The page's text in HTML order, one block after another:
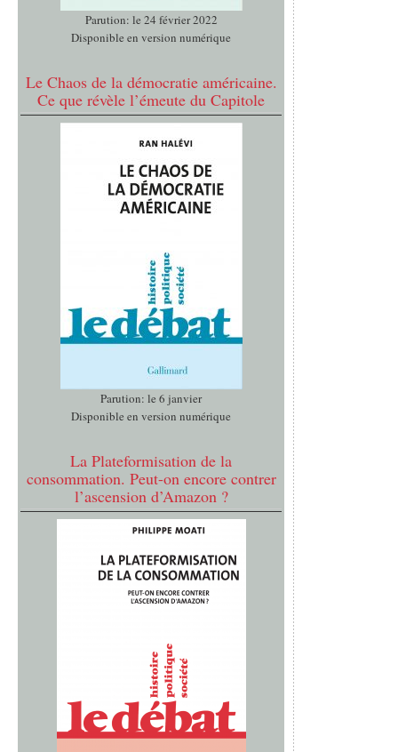
Parution: le 24 février 2022
Disponible en version numérique
Le Chaos de la démocratie américaine.
Ce que révèle l’émeute du Capitole
Parution: le 6 janvier
Disponible en version numérique
La Plateformisation de la
consommation. Peut-on encore contrer
l’ascension d’Amazon ?